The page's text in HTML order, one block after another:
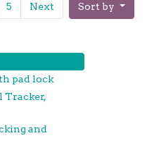
5 Next Sort by
pad lock
Tracker,
and